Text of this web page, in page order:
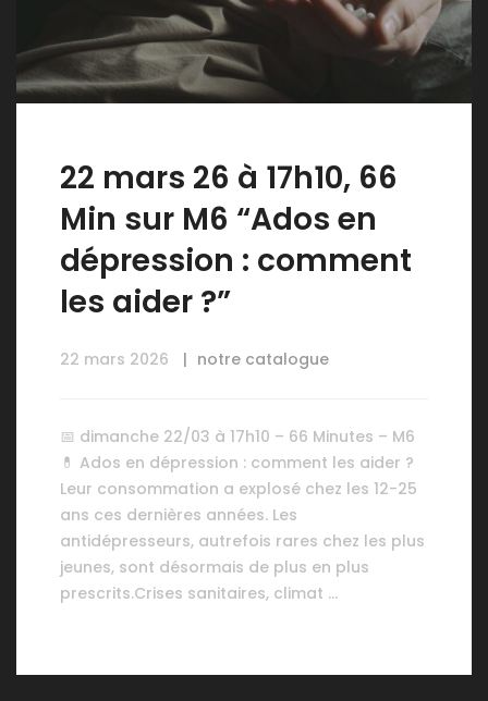
22 mars 26 à 17h10, 66
Min sur M6 “Ados en
dépression : comment
les aider ?”
22 mars 2026 notre catalogue
📅 dimanche 22/03 à 17h10 – 66 Minutes – M6
💊 Ados en dépression : comment les aider ?
Leur consommation a explosé chez les 12-25
ans ces dernières années. Les
antidépresseurs, autrefois rares chez les plus
jeunes, sont désormais de plus en plus
prescrits.Crises sanitaires, climat …